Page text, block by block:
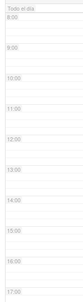
Todo el día
8:00
9:00
10:00
11:00
12:00
13:00
14:00
15:00
16:00
17:00